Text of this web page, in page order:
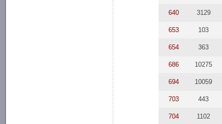
640 3129
653 103
654 363
686 10275
694 10059
703 443
704 1102